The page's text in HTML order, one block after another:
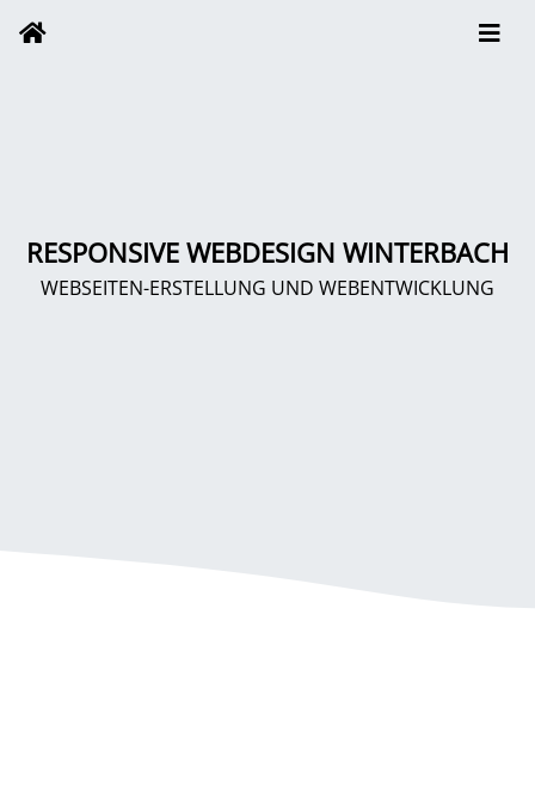
RESPONSIVE WEBDESIGN WINTERBACH
WEBSEITEN-ERSTELLUNG UND WEBENTWICKLUNG